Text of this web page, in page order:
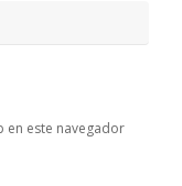
en este navegador